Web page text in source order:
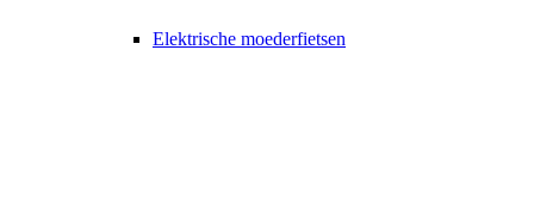
Elektrische moederfietsen